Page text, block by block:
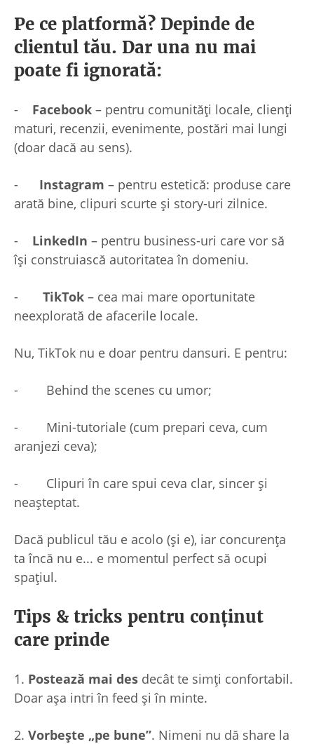
Pe ce platformă? Depinde de
clientul tău. Dar una nu mai
poate fi ignorată:
- Facebook – pentru comunități locale, clienți
maturi, recenzii, evenimente, postări mai lungi
(doar dacă au sens).
- Instagram – pentru estetică: produse care
arată bine, clipuri scurte și story-uri zilnice.
- LinkedIn – pentru business-uri care vor să
își construiască autoritatea în domeniu.
- TikTok – cea mai mare oportunitate
neexplorată de afacerile locale.
Nu, TikTok nu e doar pentru dansuri. E pentru:
- Behind the scenes cu umor;
- Mini-tutoriale (cum prepari ceva, cum
aranjezi ceva);
- Clipuri în care spui ceva clar, sincer și
neașteptat.
Dacă publicul tău e acolo (și e), iar concurența
ta încă nu e... e momentul perfect să ocupi
spațiul.
Tips & tricks pentru conținut
care prinde
1. Postează mai des decât te simți confortabil.
Doar așa intri în feed și în minte.
2. Vorbește „pe bune”. Nimeni nu dă share la